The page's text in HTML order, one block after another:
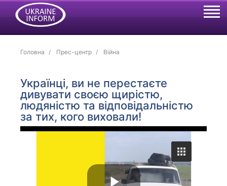
Головна Прес-центр Війна
Українці, ви не перестаєте
дивувати своєю щирістю,
людяністю та відповідальністю
за тих, кого виховали!